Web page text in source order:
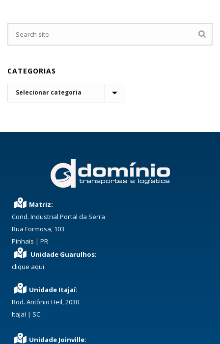
CATEGORIAS
CATEGORIAS
Matriz:
Cond. Industrial Portal da Serra
Rua Formosa, 103
Pinhais | PR
Unidade Guarulhos:
clique aqui
Unidade Itajaí:
Rod. Antônio Heil, 2030
Itajaí | SC
Unidade Joinville: